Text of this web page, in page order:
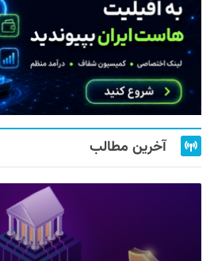
آخرین مطالب